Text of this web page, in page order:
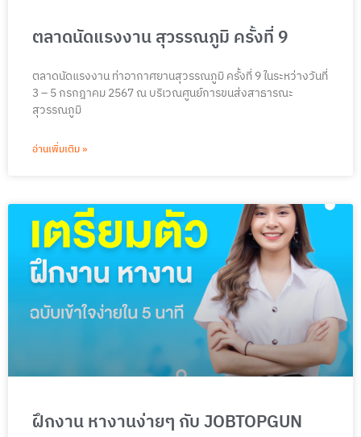
ตลาดนัดแรงงาน สุวรรณภูมิ ครั้งที่ 9
ตลาดนัดแรงงาน ท่าอากาศยานสุวรรณภูมิ ครั้งที่ 9 ในระหว่างวันที่
3 – 5 กรกฎาคม 2567 ณ บริเวณศูนย์การขนส่งสาธารณะ
สุวรรณภูมิ
อ่านเพิ่มเติม »
ฝึกงาน หางานง่ายๆ กับ JOBTOPGUN